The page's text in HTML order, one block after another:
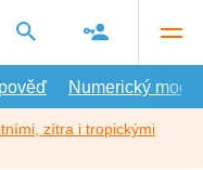
Numerický model
zítra i tropickými